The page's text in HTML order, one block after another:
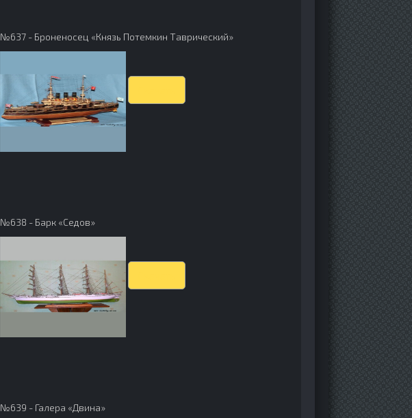
№637 - Броненосец «Князь Потемкин Таврический»
№638 - Барк «Седов»
№639 - Галера «Двина»